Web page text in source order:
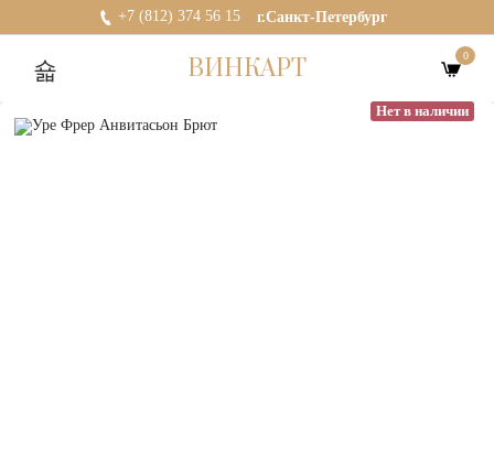
+7 (812) 374 56 15 г.Санкт-Петербург
ВИНКАРТ 0
Нет в наличии